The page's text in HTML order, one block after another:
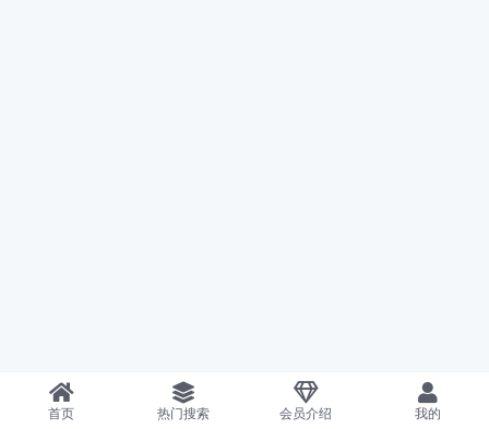
首页 热门搜索 会员介绍 我的